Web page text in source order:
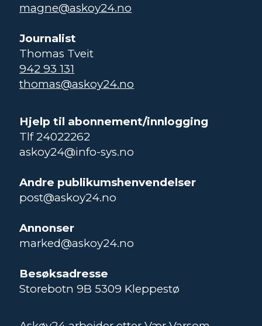
magne@askoy24.no
Journalist
Thomas Tveit
942 93 131
thomas@askoy24.no
Hjelp til abonnement/innlogging
Tlf 24022262
askoy24@info-sys.no
Andre publikumshenvendelser
post@askoy24.no
Annonser
marked@askoy24.no
Besøksadresse
Storebotn 9B 5309 Kleppestø